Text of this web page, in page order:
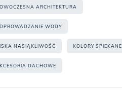
ARCHITEKTURA
WODY
NASIĄKLIWOŚĆ KOLORY SPIEKANE
DACHOWE